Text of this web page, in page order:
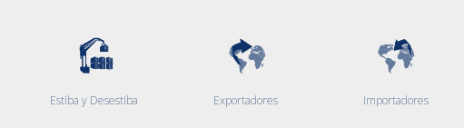
Estiba y Desestiba Exportadores Importadores